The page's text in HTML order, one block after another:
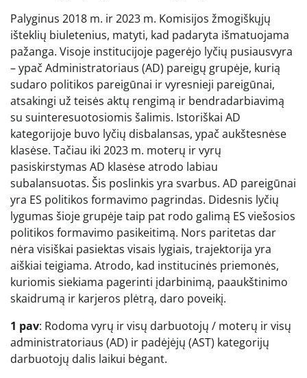
Palyginus 2018 m. ir 2023 m. Komisijos žmogiškųjų
išteklių biuletenius, matyti, kad padaryta išmatuojama
pažanga. Visoje institucijoje pagerėjo lyčių pusiausvyra
– ypač Administratoriaus (AD) pareigų grupėje, kurią
sudaro politikos pareigūnai ir vyresnieji pareigūnai,
atsakingi už teisės aktų rengimą ir bendradarbiavimą
su suinteresuotosiomis šalimis. Istoriškai AD
kategorijoje buvo lyčių disbalansas, ypač aukštesnėse
klasėse. Tačiau iki 2023 m. moterų ir vyrų
pasiskirstymas AD klasėse atrodo labiau
subalansuotas. Šis poslinkis yra svarbus. AD pareigūnai
yra ES politikos formavimo pagrindas. Didesnis lyčių
lygumas šioje grupėje taip pat rodo galimą ES viešosios
politikos formavimo pasikeitimą. Nors paritetas dar
nėra visiškai pasiektas visais lygiais, trajektorija yra
aiškiai teigiama. Atrodo, kad institucinės priemonės,
kuriomis siekiama pagerinti įdarbinimą, paaukštinimo
skaidrumą ir karjeros plėtrą, daro poveikį.
1 pav: Rodoma vyrų ir visų darbuotojų / moterų ir visų
administratoriaus (AD) ir padėjėjų (AST) kategorijų
darbuotojų dalis laikui bėgant.